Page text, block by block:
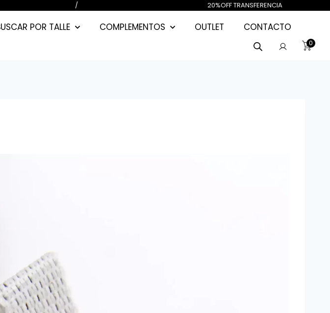
/ SALE HASTA 40%OFF / 20 %OFF
POR TALLE COMPLEMENTOS OUTLET CONTACTO
0